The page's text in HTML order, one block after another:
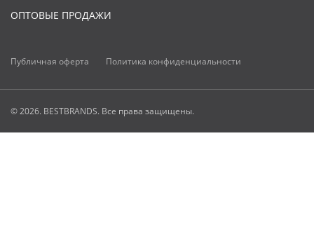
ОПТОВЫЕ ПРОДАЖИ
Публичная оферта Политика конфиденциальности
© 2026. BESTBRANDS. Все права защищены.